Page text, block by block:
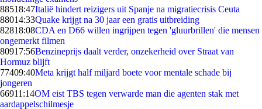
88518:47Italië hindert reizigers uit Spanje na migratiecrisis Ceuta
88014:33Quake krijgt na 30 jaar een gratis uitbreiding
82818:08CDA en D66 willen ingrijpen tegen 'gluurbrillen' die mensen
ongemerkt filmen
80917:56Benzineprijs daalt verder, onzekerheid over Straat van
Hormuz blijft
77409:40Meta krijgt half miljard boete voor mentale schade bij
jongeren
66911:14OM eist TBS tegen verwarde man die agenten stak met
aardappelschilmesje